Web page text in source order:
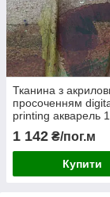
Тканина з
просоченням
printing акварель
1 142 ₴/пог.м
Купити